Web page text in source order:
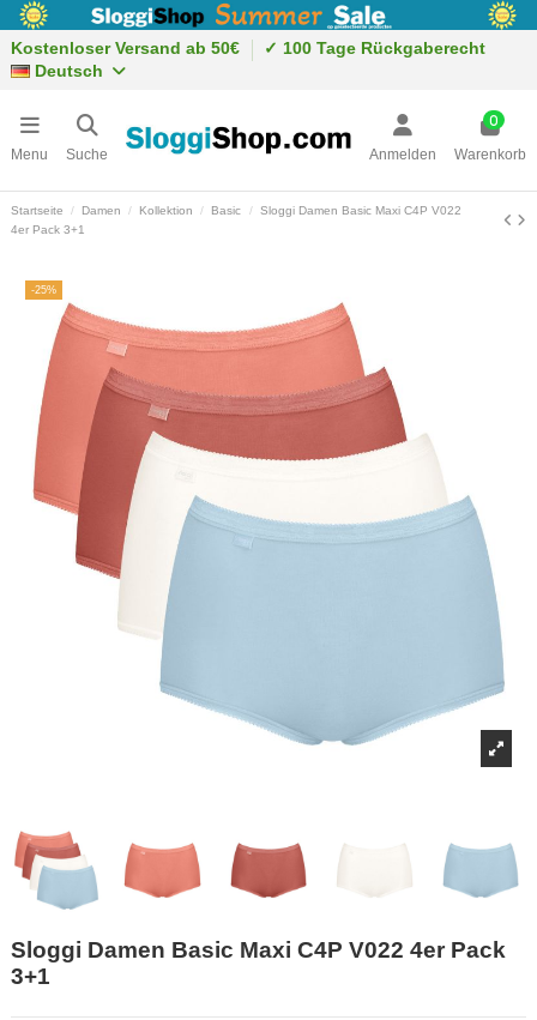
Kostenloser Versand ab 50€
✓ 100 Tage Rückgaberecht
Deutsch
Menu Suche Anmelden
0
Warenkorb
Startseite Damen Kollektion Basic
Sloggi Damen Basic Maxi C4P V022
4er Pack 3+1
-25%
Sloggi Damen Basic Maxi C4P V022 4er Pack
3+1